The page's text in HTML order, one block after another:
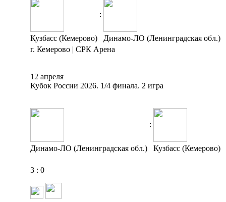
:
Кузбасс (Кемерово)
Динамо-ЛО (Ленинградская обл.)
г. Кемерово | СРК Арена
12 апреля
Кубок России 2026. 1/4 финала. 2 игра
:
Динамо-ЛО (Ленинградская обл.) Кузбасс (Кемерово)
3 : 0